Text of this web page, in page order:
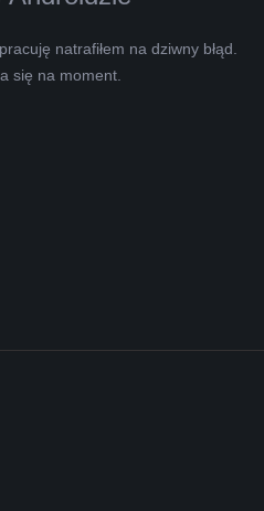
natrafiłem na dziwny błąd.
się na moment.